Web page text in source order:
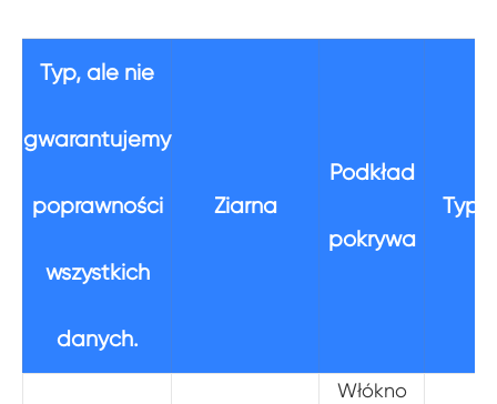
Typ, ale nie
gwarantujemy
poprawności
wszystkich
danych.
Ziarna
Podkład
pokrywa
Typ
Włókno